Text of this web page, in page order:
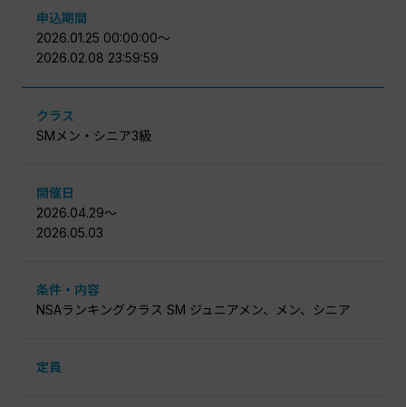
申込期間
2026.01.25 00:00:00〜
2026.02.08 23:59:59
クラス
SMメン・シニア3級
開催日
2026.04.29〜
2026.05.03
条件・内容
NSAランキングクラス SM ジュニアメン、メン、シニア
定員